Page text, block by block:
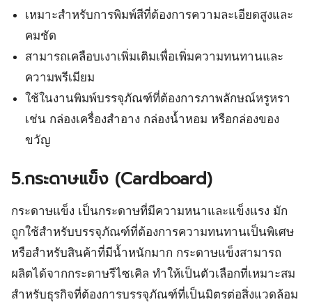
เหมาะสำหรับการพิมพ์สีที่ต้องการความละเอียดสูงและ
คมชัด
สามารถเคลือบเงาเพิ่มเติมเพื่อเพิ่มความทนทานและ
ความพรีเมียม
ใช้ในงานพิมพ์บรรจุภัณฑ์ที่ต้องการภาพลักษณ์หรูหรา
เช่น กล่องเครื่องสำอาง กล่องน้ำหอม หรือกล่องของ
ขวัญ
5.กระดาษแข็ง (Cardboard)
กระดาษแข็ง เป็นกระดาษที่มีความหนาและแข็งแรง มัก
ถูกใช้สำหรับบรรจุภัณฑ์ที่ต้องการความทนทานเป็นพิเศษ
หรือสำหรับสินค้าที่มีน้ำหนักมาก กระดาษแข็งสามารถ
ผลิตได้จากกระดาษรีไซเคิล ทำให้เป็นตัวเลือกที่เหมาะสม
สำหรับธุรกิจที่ต้องการบรรจุภัณฑ์ที่เป็นมิตรต่อสิ่งแวดล้อม